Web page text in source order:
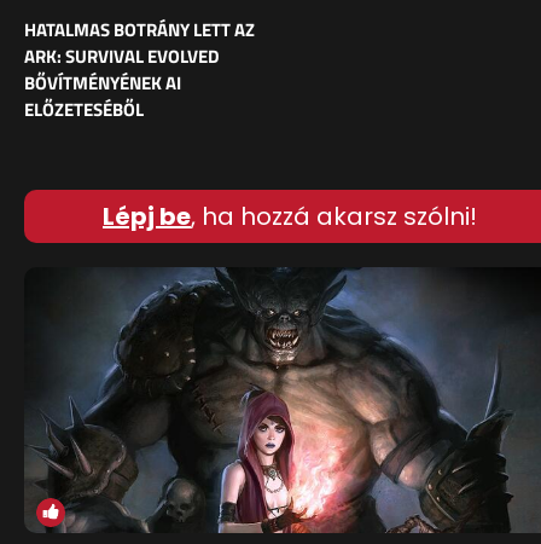
HATALMAS BOTRÁNY LETT AZ
ARK: SURVIVAL EVOLVED
BŐVÍTMÉNYÉNEK AI
ELŐZETESÉBŐL
Lépj be, ha hozzá akarsz szólni!